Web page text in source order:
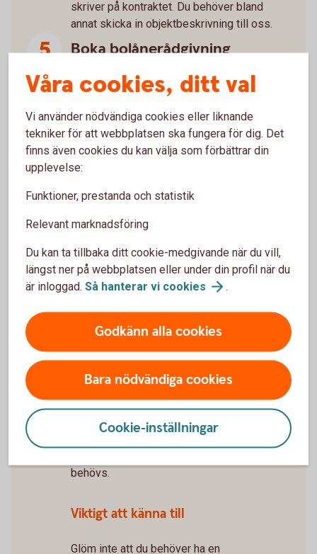
skriver på kontraktet. Du behöver bland
annat skicka in objektbeskrivning till oss.
Boka bolånerådgivning
Som ny bostadsägare är det mycket att ta
ställning till. Boka gärna en bolånerådgivning
tänka på kring din nya bostad som till
exempel kreditupplägg, försäkringar och
sparande.
Glöm inte juridiken
Köper du bostad tillsammans? Glöm inte
juridiken. Vi kan hjälpa dig med avtal som
reglerar ägande, ekonomiskt ansvar och hur
eventuell vinst eller förlust delas vid
Tillträde
Snart får du nycklarna till ditt nya hem.
Mäklaren bokar tid för tillträdet. För att
tillträdet inte ska bli försenat – skicka
tillbaka lånehandlingarna så snart du kan. Du
får dem cirka 10 dagar innan tillträdet. Vi
behövs.
Viktigt att känna till
Glöm inte att du behöver ha en
Våra cookies, ditt val
Vi använder nödvändiga cookies eller liknande
tekniker för att webbplatsen ska fungera för dig. Det
finns även cookies du kan välja som förbättrar din
upplevelse:
Funktioner, prestanda och statistik
Relevant marknadsföring
Du kan ta tillbaka ditt cookie-medgivande när du vill,
längst ner på webbplatsen eller under din profil när du
är inloggad. Så hanterar vi cookies .
Godkänn alla cookies
Bara nödvändiga cookies
Cookie-inställningar